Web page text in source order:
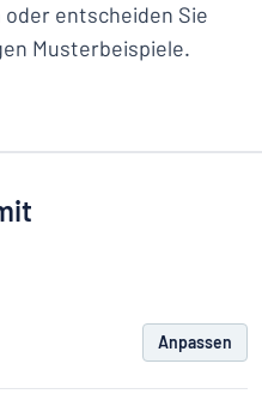
entscheiden Sie
Musterbeispiele.
Anpassen